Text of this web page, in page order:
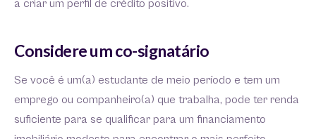
a criar um perfil de crédito positivo.
Considere um co-signatário
Se você é um(a) estudante de meio período e tem um
emprego ou companheiro(a) que trabalha, pode ter renda
suficiente para se qualificar para um financiamento